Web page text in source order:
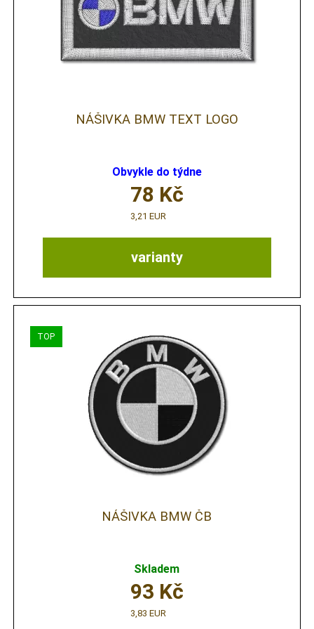
NÁŠIVKA BMW TEXT LOGO
Obvykle do týdne
varianty
78 Kč
3,21 EUR
NÁŠIVKA BMW ČB
Skladem
93 Kč
3,83 EUR